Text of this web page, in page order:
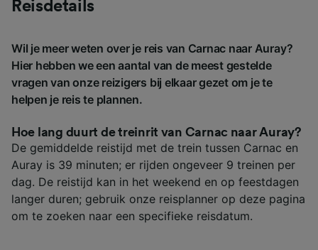
Reisdetails
Wil je meer weten over je reis van Carnac naar Auray?
Hier hebben we een aantal van de meest gestelde
vragen van onze reizigers bij elkaar gezet om je te
helpen je reis te plannen.
Hoe lang duurt de treinrit van Carnac naar Auray?
De gemiddelde reistijd met de trein tussen Carnac en
Auray is 39 minuten; er rijden ongeveer 9 treinen per
dag. De reistijd kan in het weekend en op feestdagen
langer duren; gebruik onze reisplanner op deze pagina
om te zoeken naar een specifieke reisdatum.